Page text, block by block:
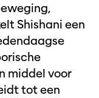
Shishani een
middel voor
tot een